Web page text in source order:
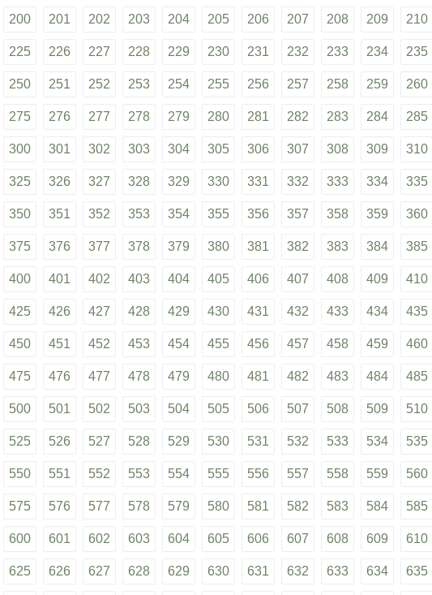
200 201 202 203 204 205 206 207 208 209 210
225 226 227 228 229 230 231 232 233 234 235
250 251 252 253 254 255 256 257 258 259 260
275 276 277 278 279 280 281 282 283 284 285
300 301 302 303 304 305 306 307 308 309 310
325 326 327 328 329 330 331 332 333 334 335
350 351 352 353 354 355 356 357 358 359 360
375 376 377 378 379 380 381 382 383 384 385
400 401 402 403 404 405 406 407 408 409 410
425 426 427 428 429 430 431 432 433 434 435
450 451 452 453 454 455 456 457 458 459 460
475 476 477 478 479 480 481 482 483 484 485
500 501 502 503 504 505 506 507 508 509 510
525 526 527 528 529 530 531 532 533 534 535
550 551 552 553 554 555 556 557 558 559 560
575 576 577 578 579 580 581 582 583 584 585
600 601 602 603 604 605 606 607 608 609 610
625 626 627 628 629 630 631 632 633 634 635